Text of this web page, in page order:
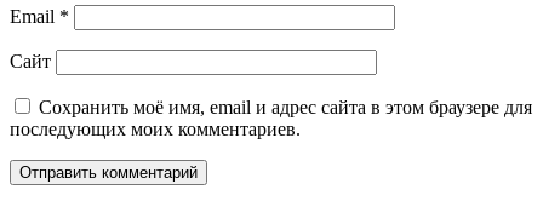
Email *
Сайт
Сохранить моё имя, email и адрес сайта в этом браузере для
последующих моих комментариев.